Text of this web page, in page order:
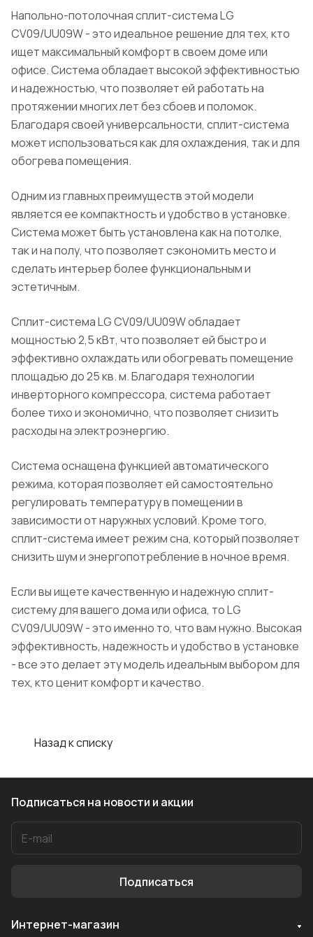
Напольно-потолочная сплит-система LG
CV09/UU09W - это идеальное решение для тех, кто
ищет максимальный комфорт в своем доме или
офисе. Система обладает высокой эффективностью
и надежностью, что позволяет ей работать на
протяжении многих лет без сбоев и поломок.
Благодаря своей универсальности, сплит-система
может использоваться как для охлаждения, так и для
обогрева помещения.
Одним из главных преимуществ этой модели
является ее компактность и удобство в установке.
Система может быть установлена как на потолке,
так и на полу, что позволяет сэкономить место и
сделать интерьер более функциональным и
эстетичным.
Сплит-система LG CV09/UU09W обладает
мощностью 2,5 кВт, что позволяет ей быстро и
эффективно охлаждать или обогревать помещение
площадью до 25 кв. м. Благодаря технологии
инверторного компрессора, система работает
более тихо и экономично, что позволяет снизить
расходы на электроэнергию.
Система оснащена функцией автоматического
режима, которая позволяет ей самостоятельно
регулировать температуру в помещении в
зависимости от наружных условий. Кроме того,
сплит-система имеет режим сна, который позволяет
снизить шум и энергопотребление в ночное время.
Если вы ищете качественную и надежную сплит-
систему для вашего дома или офиса, то LG
CV09/UU09W - это именно то, что вам нужно. Высокая
эффективность, надежность и удобство в установке
- все это делает эту модель идеальным выбором для
тех, кто ценит комфорт и качество.
Назад к списку
Подписаться на новости и акции
Подписаться
Интернет-магазин